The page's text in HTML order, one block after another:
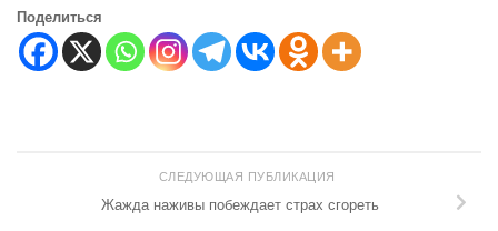
Поделиться
СЛЕДУЮЩАЯ ПУБЛИКАЦИЯ
Жажда наживы побеждает страх сгореть